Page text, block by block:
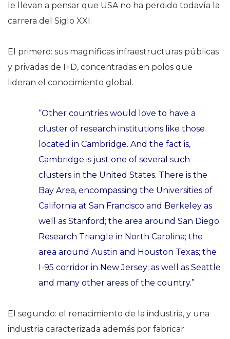
le llevan a pensar que USA no ha perdido todavía la
carrera del Siglo XXI.
El primero: sus magníficas infraestructuras públicas
y privadas de I+D, concentradas en polos que
lideran el conocimiento global.
“Other countries would love to have a
cluster of research institutions like those
located in Cambridge. And the fact is,
Cambridge is just one of several such
clusters in the United States. There is the
Bay Area, encompassing the Universities of
California at San Francisco and Berkeley as
well as Stanford; the area around San Diego;
Research Triangle in North Carolina; the
area around Austin and Houston Texas; the
I-95 corridor in New Jersey; as well as Seattle
and many other areas of the country.”
El segundo: el renacimiento de la industria, y una
industria caracterizada además por fabricar